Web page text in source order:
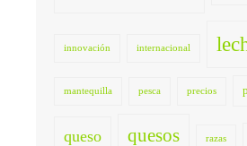
innovación internacional
mantequilla pesca precios
queso quesos razas